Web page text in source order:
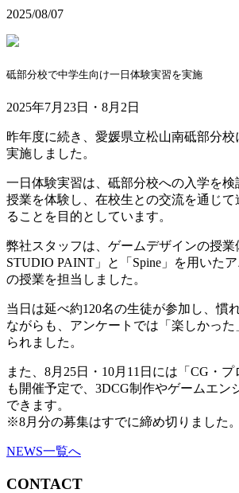
2025/08/07
砥部分校で中学生向け一日体験実習を実施
2025年7月23日・8月2日
昨年度に続き、愛媛県立松山南砥部分
実施しました。
一日体験実習は、砥部分校への入学を
授業を体験し、在校生との交流を通じ
ることを目的としています。
弊社スタッフは、ゲームデザインの授業
STUDIO PAINT」と「Spine」を用いた
の授業を担当しました。
当日は延べ約120名の生徒が参加し、慣
ながらも、アンケートでは「楽しかっ
られました。
また、8月25日・10月11日には「CG・プ
も開催予定で、3DCG制作やゲームエン
できます。
※8月分の募集はすでに締め切りました。
NEWS一覧へ
CONTACT